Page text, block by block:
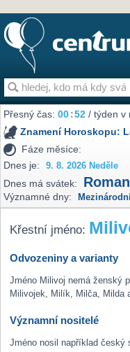
Přesný čas:00:52 / týden v
Znamení Horoskopu:
Fáze měsíce:
Dnes je:
9. 8. 2026 Neděle
Dnes má svátek: Roman
Významné dny:
Křestní jméno:
Odvozeniny a varianty
Jméno Milivoj nemá ženský
Milivojek, Milík, Milča, Milda
Významní nositelé
Jméno nosil například český